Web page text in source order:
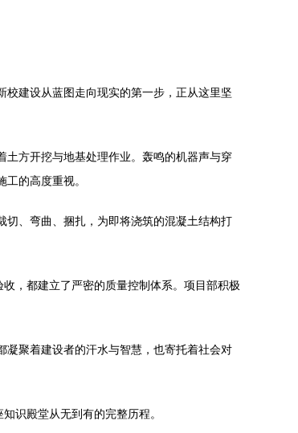
建设从蓝图走向现实的第一步，正从这里坚
方开挖与地基处理作业。轰鸣的机器声与穿
的高度重视。
切、弯曲、捆扎，为即将浇筑的混凝土结构打
，都建立了严密的质量控制体系。项目部积极
聚着建设者的汗水与智慧，也寄托着社会对
识殿堂从无到有的完整历程。